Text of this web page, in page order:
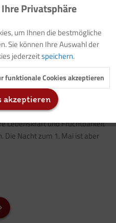
Maifest,
In vielen Gegenden
Lebenskraft und Fruchtbarkeit
Die Nacht zum 1. Mai ist aber
Aktiv
Inaktiv
Inaktiv
Inaktiv
Privatsphäre
um Ihnen die bestmögliche
Sie können Ihre Auswahl der
jederzeitspeichern.
funktionale Cookies akzeptieren
akzeptieren